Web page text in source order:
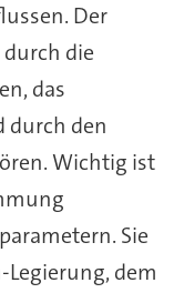
Der
die
das
durch den
Wichtig ist
Sie
dem